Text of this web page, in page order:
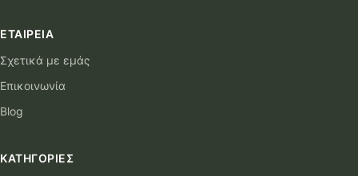
ΕΤΑΙΡΕΊΑ
Σχετικά με εμάς
Επικοινωνία
Blog
ΚΑΤΗΓΟΡΊΕΣ